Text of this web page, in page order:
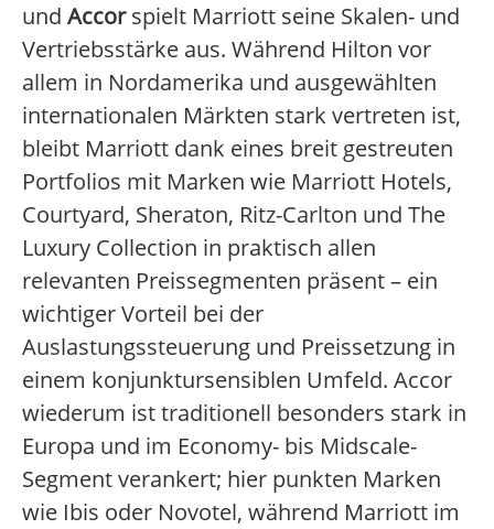
und Accorspielt Marriott seine Skalen- und
Vertriebsstärke aus. Während Hilton vor
allem in Nordamerika und ausgewählten
internationalen Märkten stark vertreten ist,
bleibt Marriott dank eines breit gestreuten
Portfolios mit Marken wie Marriott Hotels,
Courtyard, Sheraton, Ritz-Carlton und The
Luxury Collection in praktisch allen
relevanten Preissegmenten präsent – ein
wichtiger Vorteil bei der
Auslastungssteuerung und Preissetzung in
einem konjunktursensiblen Umfeld. Accor
wiederum ist traditionell besonders stark in
Europa und im Economy- bis Midscale-
Segment verankert; hier punkten Marken
wie Ibis oder Novotel, während Marriott im